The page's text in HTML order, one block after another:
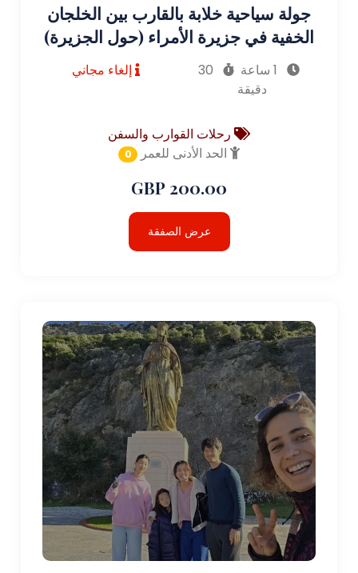
جولة سياحية خلابة بالقارب بين الخلجان
الخفية في جزيرة الأمراء (حول الجزيرة)
30
دقيقة
إلغاء مجاني
رحلات القوارب والسفن
الحد الأدنى للعمر
0
200.00 GBP
عرض الصفقة